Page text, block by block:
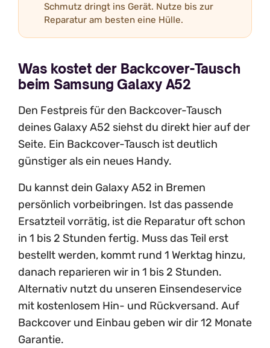
Schmutz dringt ins Gerät. Nutze bis zur
Reparatur am besten eine Hülle.
Was kostet der Backcover-Tausch
beim Samsung Galaxy A52
Den Festpreis für den Backcover-Tausch
deines Galaxy A52 siehst du direkt hier auf der
Seite. Ein Backcover-Tausch ist deutlich
günstiger als ein neues Handy.
Du kannst dein Galaxy A52 in Bremen
persönlich vorbeibringen. Ist das passende
Ersatzteil vorrätig, ist die Reparatur oft schon
in 1 bis 2 Stunden fertig. Muss das Teil erst
bestellt werden, kommt rund 1 Werktag hinzu,
danach reparieren wir in 1 bis 2 Stunden.
Alternativ nutzt du unseren Einsendeservice
mit kostenlosem Hin- und Rückversand. Auf
Backcover und Einbau geben wir dir 12 Monate
Garantie.